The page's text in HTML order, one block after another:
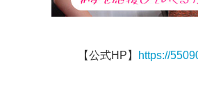
【公式HP】 https://